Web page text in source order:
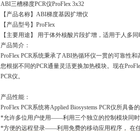
ABI三槽梯度PCR仪ProFlex 3x32
【产品名称】 ABI梯度基因扩增仪
【产品型号】 ProFlex
【主要用途】
用于体外核酸片段扩增，适用于人多同
产品简介：
ProFlex PCR系统秉承了ABI热循环仪一贯的可靠性
您根据不同的PCR通量灵活更换加热模块。现在
PCR仪。
产品性能：
ProFlex PCR系统将Applied Biosystems PCR仪所具
*允许多位用户使用——利用三个独立的控制模块同时
*方便的远程登录——利用免费的移动应用程序， 在任